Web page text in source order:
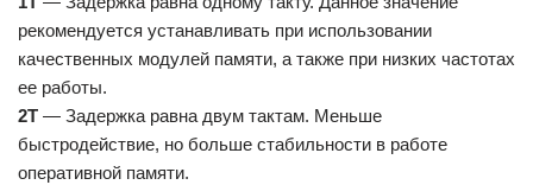
рекомендуется устанавливать при использовании
качественных модулей памяти, а также при низких частотах
ее работы.
2T — Задержка равна двум тактам. Меньше
быстродействие, но больше стабильности в работе
оперативной памяти.